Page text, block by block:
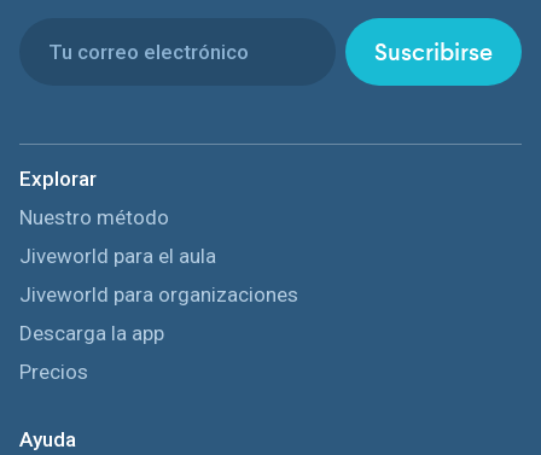
Suscribirse
Explorar
Nuestro método
Jiveworld para el aula
Jiveworld para organizaciones
Descarga la app
Precios
Ayuda